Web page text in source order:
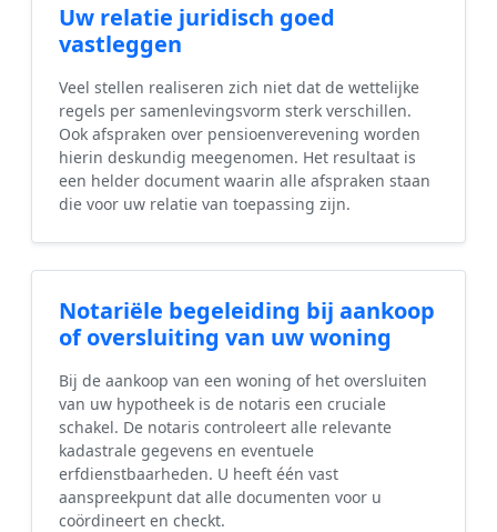
Uw relatie juridisch goed
vastleggen
Veel stellen realiseren zich niet dat de wettelijke
regels per samenlevingsvorm sterk verschillen.
Ook afspraken over pensioenverevening worden
hierin deskundig meegenomen. Het resultaat is
een helder document waarin alle afspraken staan
die voor uw relatie van toepassing zijn.
Notariële begeleiding bij aankoop
of oversluiting van uw woning
Bij de aankoop van een woning of het oversluiten
van uw hypotheek is de notaris een cruciale
schakel. De notaris controleert alle relevante
kadastrale gegevens en eventuele
erfdienstbaarheden. U heeft één vast
aanspreekpunt dat alle documenten voor u
coördineert en checkt.